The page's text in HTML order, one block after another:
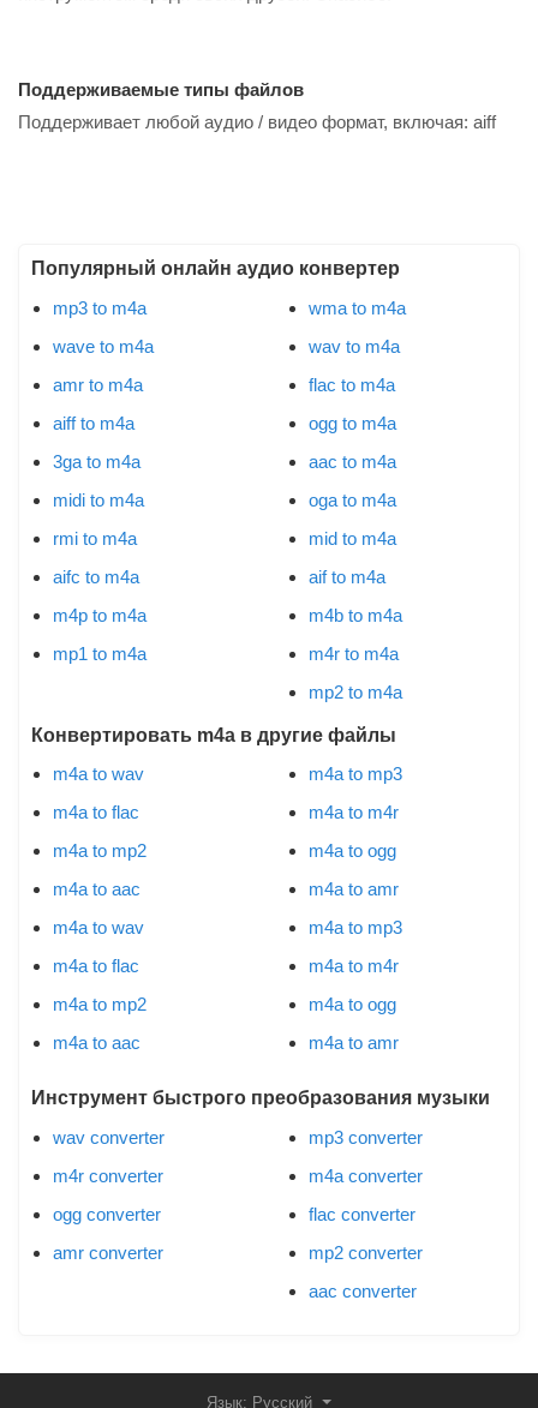
Поддерживаемые типы файлов
Поддерживает любой аудио / видео формат, включая: aiff
Популярный онлайн аудио конвертер
mp3 to m4a
wave to m4a
amr to m4a
aiff to m4a
3ga to m4a
midi to m4a
rmi to m4a
aifc to m4a
m4p to m4a
mp1 to m4a
wma to m4a
wav to m4a
flac to m4a
ogg to m4a
aac to m4a
oga to m4a
mid to m4a
aif to m4a
m4b to m4a
m4r to m4a
mp2 to m4a
Конвертировать m4a в другие файлы
m4a to wav
m4a to flac
m4a to mp2
m4a to aac
m4a to wav
m4a to flac
m4a to mp2
m4a to aac
m4a to mp3
m4a to m4r
m4a to ogg
m4a to amr
m4a to mp3
m4a to m4r
m4a to ogg
m4a to amr
Инструмент быстрого преобразования музыки
wav converter
m4r converter
ogg converter
amr converter
mp3 converter
m4a converter
flac converter
mp2 converter
aac converter
Язык: Русский